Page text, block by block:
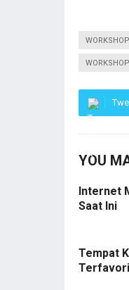
YOU
Internet
Saat Ini
Tempat